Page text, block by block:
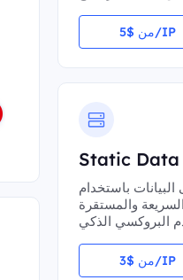
من $5/IP
Static Data
باستخدام
والمستقرة
البروكسي الذكي
من $3/IP